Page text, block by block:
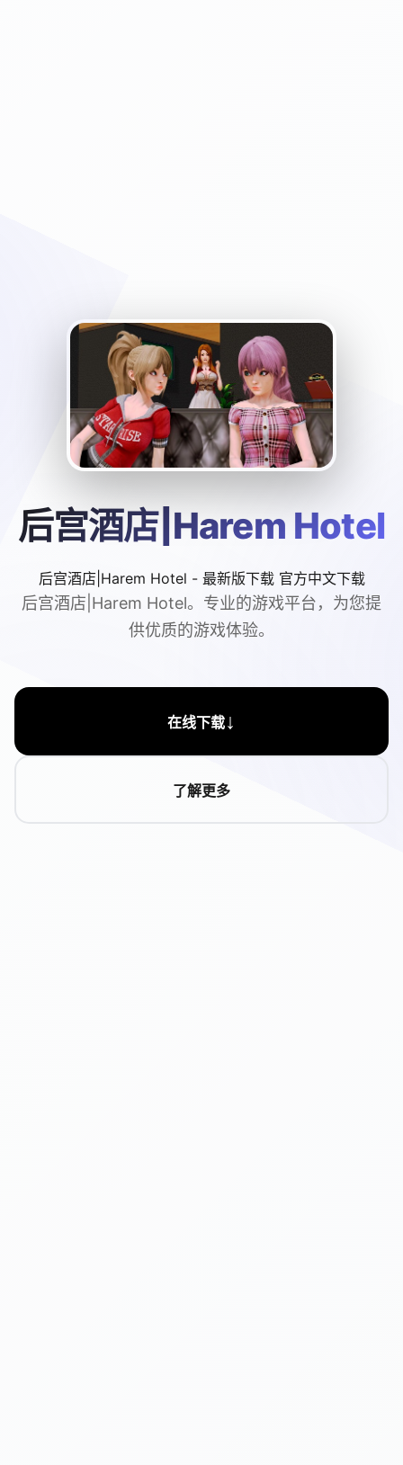
后宫酒店|Harem Hotel
后宫酒店|Harem Hotel - 最新版下载 官方中文下载
后宫酒店|Harem Hotel。专业的游戏平台，为您提
供优质的游戏体验。
在线下载↓
了解更多